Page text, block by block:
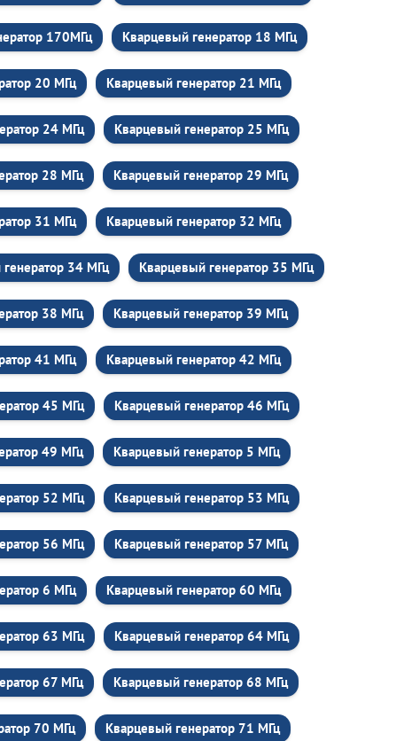
170МГц Кварцевый генератор 18 МГц
20 МГц Кварцевый генератор 21 МГц
24 МГц Кварцевый генератор 25 МГц
28 МГц Кварцевый генератор 29 МГц
31 МГц Кварцевый генератор 32 МГц
34 МГц Кварцевый генератор 35 МГц
38 МГц Кварцевый генератор 39 МГц
41 МГц Кварцевый генератор 42 МГц
45 МГц Кварцевый генератор 46 МГц
49 МГц Кварцевый генератор 5 МГц
52 МГц Кварцевый генератор 53 МГц
56 МГц Кварцевый генератор 57 МГц
6 МГц Кварцевый генератор 60 МГц
63 МГц Кварцевый генератор 64 МГц
67 МГц Кварцевый генератор 68 МГц
70 МГц Кварцевый генератор 71 МГц